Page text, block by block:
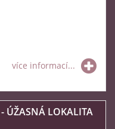
více informací...
ÚŽASNÁ LOKALITA